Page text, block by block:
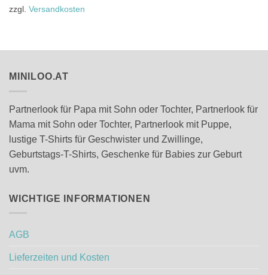
mehrere
auf
Produktseite
gewählt
zzgl. Versandkosten
MINILOO.AT
Partnerlook für Papa mit Sohn oder Tochter, Partnerlook für
Mama mit Sohn oder Tochter, Partnerlook mit Puppe,
lustige T-Shirts für Geschwister und Zwillinge,
Geburtstags-T-Shirts, Geschenke für Babies zur Geburt
uvm.
WICHTIGE INFORMATIONEN
AGB
Lieferzeiten und Kosten